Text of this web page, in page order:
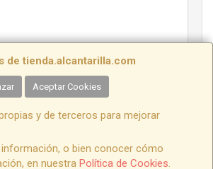
de tienda.alcantarilla.com
Aceptar Cookies
y de terceros para mejorar
o bien conocer cómo
en nuestra Política de Cookies.
a 20:00